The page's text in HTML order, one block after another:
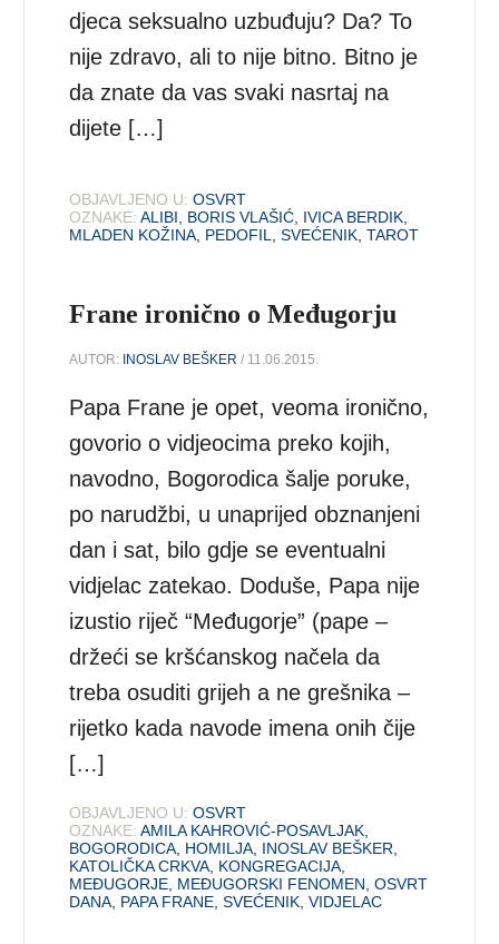
djeca seksualno uzbuđuju? Da? To
nije zdravo, ali to nije bitno. Bitno je
da znate da vas svaki nasrtaj na
dijete […]
OBJAVLJENO U: OSVRT
OZNAKE: ALIBI BORIS VLAŠIĆ IVICA BERDIK
MLADEN KOŽINA PEDOFIL ,SVEĆENIK ,TAROT
Frane ironično o Međugorju
AUTOR: INOSLAV BEŠKER / 11.06.2015.
Papa Frane je opet, veoma ironično,
govorio o vidjeocima preko kojih,
navodno, Bogorodica šalje poruke,
po narudžbi, u unaprijed obznanjeni
dan i sat, bilo gdje se eventualni
vidjelac zatekao. Doduše, Papa nije
izustio riječ “Međugorje” (pape –
držeći se kršćanskog načela da
treba osuditi grijeh a ne grešnika –
rijetko kada navode imena onih čije
[…]
OBJAVLJENO U: OSVRT
OZNAKE: AMILA KAHROVIĆ-POSAVLJAK
BOGORODICA HOMILJA INOSLAV BEŠKER
KATOLIČKA CRKVA KONGREGACIJA
MEĐUGORJE MEĐUGORSKI FENOMEN ,OSVRT
DANA PAPA FRANE ,SVEĆENIK ,VIDJELAC